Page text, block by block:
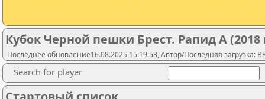
Кубок Черной пешки Брест. Рапид А
Последнее обновление16.08.2025 15:19:53, Автор/Последняя загрузка:
Search for player